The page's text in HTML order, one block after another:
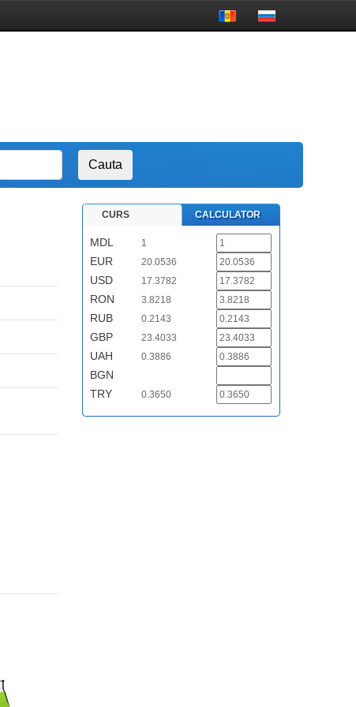
CURS CALCULATOR
MDL 1
EUR 20.0536
USD 17.3782
RON 3.8218
RUB 0.2143
GBP 23.4033
UAH 0.3886
BGN
TRY
0.3650